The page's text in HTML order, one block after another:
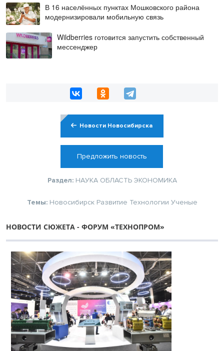
В 16 населённых пунктах Мошковского района
модернизировали мобильную связь
Wildberries готовится запустить собственный
мессенджер
Новости Новосибирска
Предложить новость
Раздел: НАУКА ОБЛАСТЬ ЭКОНОМИКА
Темы: Новосибирск Развитие Технологии Ученые
НОВОСТИ СЮЖЕТА - ФОРУМ «ТЕХНОПРОМ»